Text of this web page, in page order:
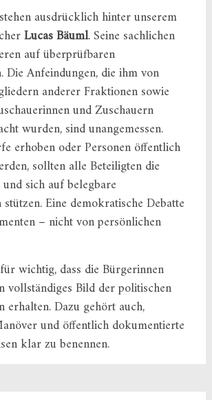
ausdrücklich hinter unserem
Lucas Bäuml. Seine sachlichen
auf überprüfbaren
Die Anfeindungen, die ihm von
anderer Fraktionen sowie
und Zuschauern
wurden, sind unangemessen.
erhoben oder Personen öffentlich
sollten alle Beteiligten die
sich auf belegbare
Eine demokratische Debatte
– nicht von persönlichen
wichtig, dass die Bürgerinnen
vollständiges Bild der politischen
erhalten. Dazu gehört auch,
und öffentlich dokumentierte
klar zu benennen.